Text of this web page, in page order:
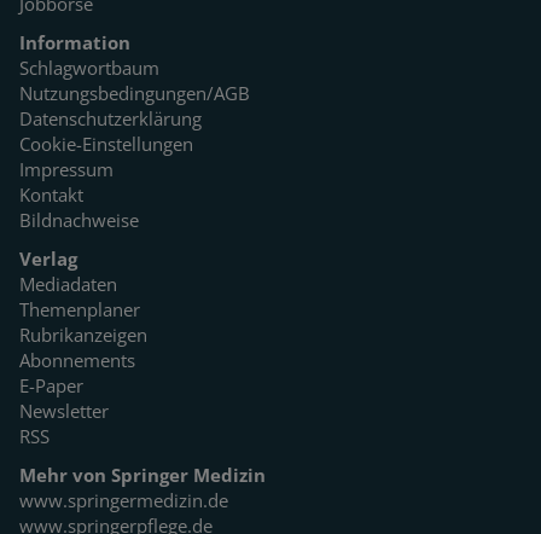
Information
Schlagwortbaum
Nutzungsbedingungen/AGB
Datenschutzerklärung
Cookie-Einstellungen
Impressum
Kontakt
Bildnachweise
Verlag
Mediadaten
Themenplaner
Rubrikanzeigen
Abonnements
E-Paper
Newsletter
RSS
Mehr von Springer Medizin
www.springermedizin.de
www.springerpflege.de